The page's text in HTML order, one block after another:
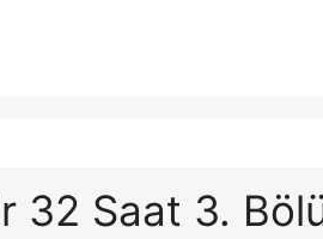
32 Saat 3.